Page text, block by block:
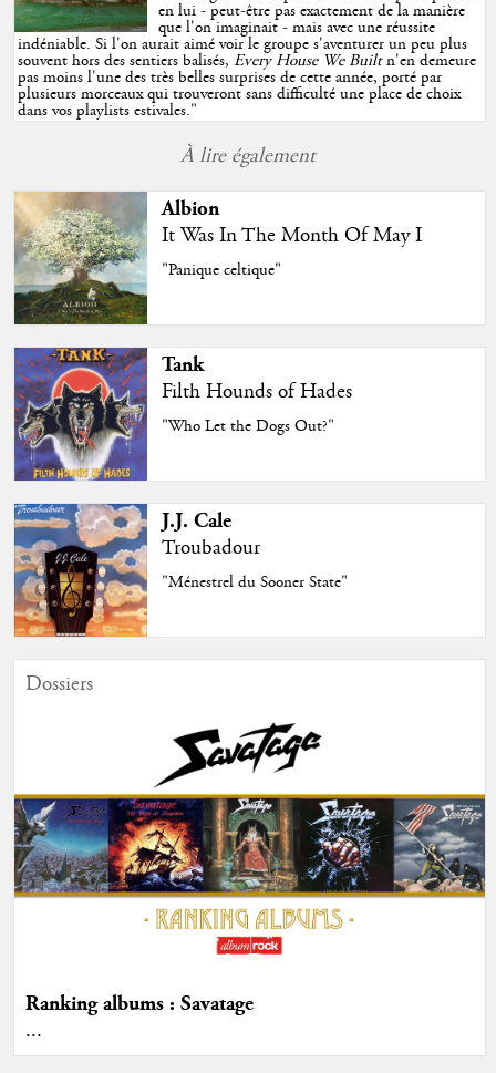
en lui - peut-être pas exactement de la manière
que l'on imaginait - mais avec une réussite
indéniable. Si l'on aurait aimé voir le groupe s'aventurer un peu plus
souvent hors des sentiers balisés,Every House We Builtn'en demeure
pas moins l'une des très belles surprises de cette année, porté par
plusieurs morceaux qui trouveront sans difficulté une place de choix
dans vos playlists estivales."
À lire également
Albion
It Was In The Month Of May I
"Panique celtique"
Tank
Filth Hounds of Hades
"Who Let the Dogs Out?"
J.J. Cale
Troubadour
"Ménestrel du Sooner State"
Dossiers
Ranking albums : Savatage
...